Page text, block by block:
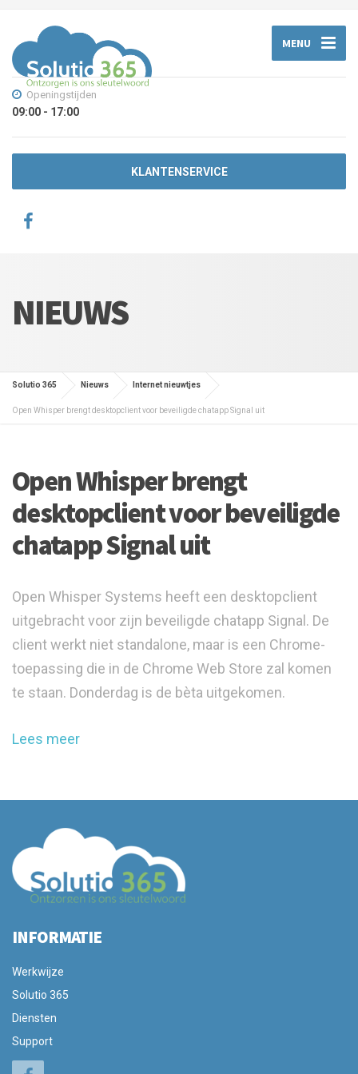
MENU
Openingstijden
09:00 - 17:00
KLANTENSERVICE
NIEUWS
Solutio 365 Nieuws Internet nieuwtjes
Open Whisper brengt desktopclient voor beveiligde chatapp Signal uit
Open Whisper brengt
desktopclient voor beveiligde
chatapp Signal uit
Open Whisper Systems heeft een desktopclient
uitgebracht voor zijn beveiligde chatapp Signal. De
client werkt niet standalone, maar is een Chrome-
toepassing die in de Chrome Web Store zal komen
te staan. Donderdag is de bèta uitgekomen.
Lees meer
INFORMATIE
Werkwijze
Solutio 365
Diensten
Support